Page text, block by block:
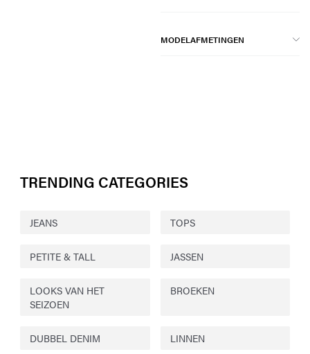
MODELAFMETINGEN
TRENDING CATEGORIES
JEANS TOPS
PETITE & TALL JASSEN
LOOKS VAN HET
SEIZOEN
BROEKEN
DUBBEL DENIM LINNEN